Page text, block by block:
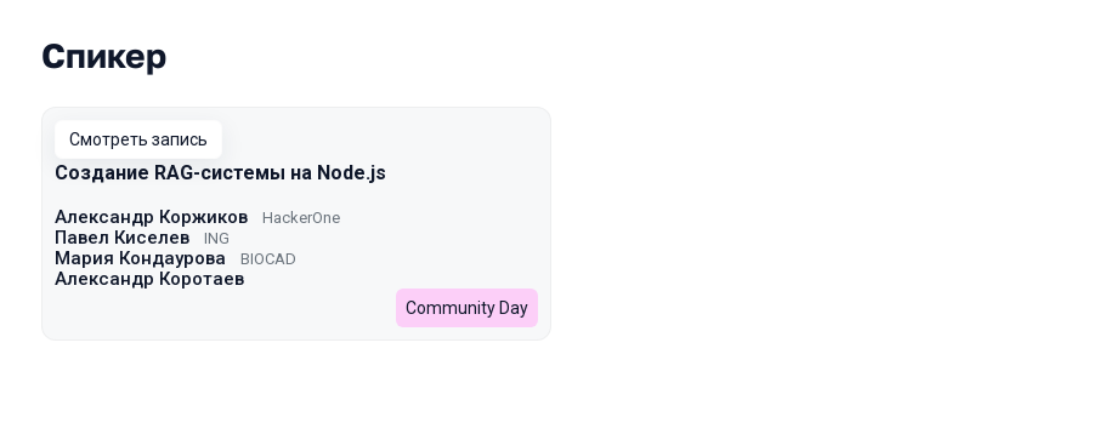
Выступления в сезоне 2025 Autumn
Спикер
Смотреть запись
Создание RAG-системы на Node.js
Александр Коржиков HackerOne
Павел Киселев ING
Мария Кондаурова BIOCAD
Александр Коротаев
Community Day